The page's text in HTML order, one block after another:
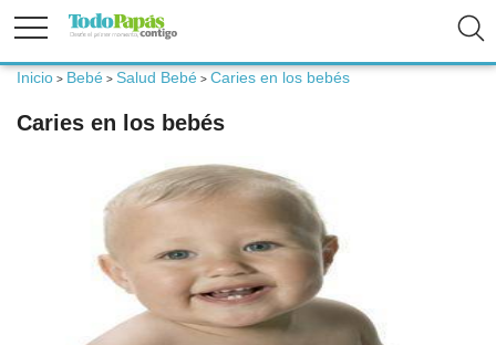
Inicio > Bebé > Salud Bebé > Caries en los bebés
Caries en los bebés